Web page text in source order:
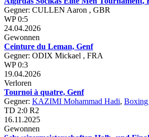
Gegner: CULLEN Aaron , GBR
WP 0:5
24.04.2026
Gewonnen
Ceinture du Leman, Genf
Gegner: ODIX Mickael , FRA
WP 0:3
19.04.2026
Verloren
Tournoi à quatre, Genf
Gegner: KAZIMI Mohammad Hadi,
TD 2:0 R2
16.11.2025
Gewonnen